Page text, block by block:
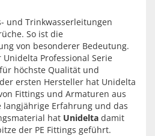
und Trinkwasserleitungen
So ist die
von besonderer Bedeutung.
Professional Serie
höchste Qualität und
ersten Hersteller hat Unidelta
Fittings und Armaturen aus
langjährige Erfahrung und das
hat Unidelta damit
der PE Fittings geführt.